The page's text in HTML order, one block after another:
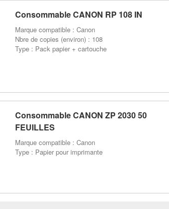
Consommable CANON RP 108 IN
Marque compatible : Canon
Nbre de copies (environ) : 108
Type : Pack papier + cartouche
Consommable CANON ZP 2030 50
FEUILLES
Marque compatible : Canon
Type : Papier pour imprimante